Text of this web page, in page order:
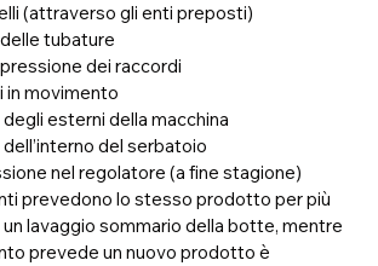
(attraverso gli enti preposti)
tubature
dei raccordi
in movimento
degli esterni della macchina
del serbatoio
nel regolatore (a fine stagione)
prevedono lo stesso prodotto per più
un lavaggio sommario della botte, mentre
prevede un nuovo prodotto è